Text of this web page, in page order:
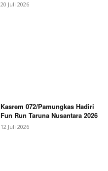
20 Juli 2026
Kasrem 072/Pamungkas Hadiri
Fun Run Taruna Nusantara 2026
12 Juli 2026